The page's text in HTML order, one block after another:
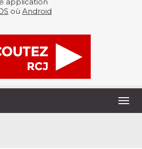
où Android